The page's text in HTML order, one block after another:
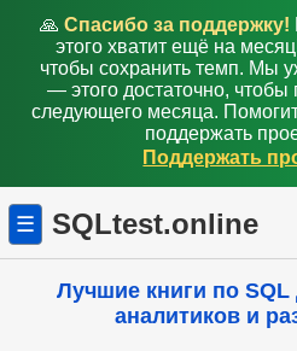
🙏 Спасибо за поддержку!
этого хватит ещё на
чтобы сохранить темп. Мы
— этого достаточно, чтобы
следующего месяца.
поддержать
Поддержать
☰ SQLtest.online
Лучшие книги по
аналитиков и